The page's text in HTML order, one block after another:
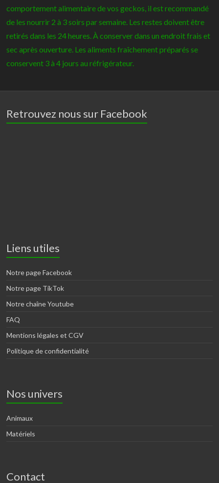
comportement alimentaire de vos geckos, il est recommandé
de les nourrir 2 à 3 soirs par semaine. Les restes doivent être
retirés dans les 24 heures. À conserver dans un endroit frais et
sec après ouverture. Les aliments fraîchement préparés se
conservent 3 à 4 jours au réfrigérateur.
Retrouvez nous sur Facebook
Liens utiles
Notre page Facebook
Notre page TikTok
Notre chaîne Youtube
FAQ
Mentions légales et CGV
Politique de confidentialité
Nos univers
Animaux
Matériels
Contact